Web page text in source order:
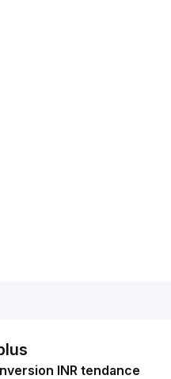
INR tendance